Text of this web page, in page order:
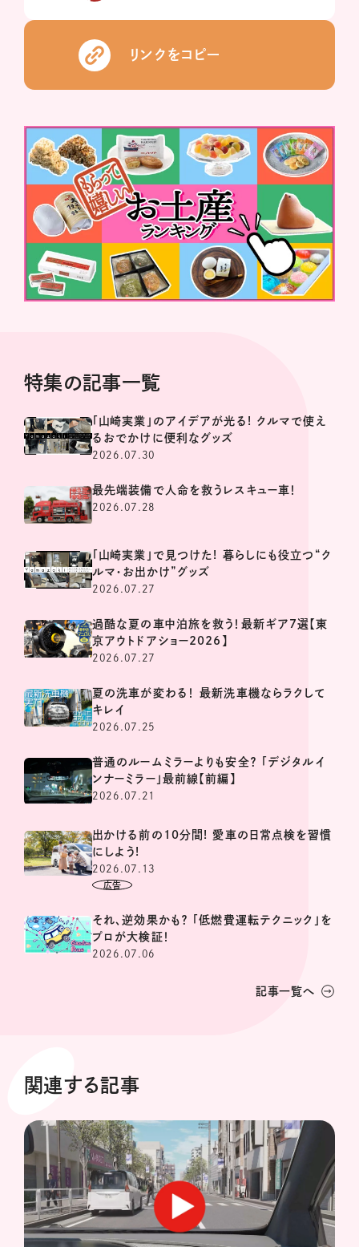
リンクをコピー
特集の記事一覧
「山崎実業」のアイデアが光る! クルマで使え
るおでかけに便利なグッズ
2026.07.30
最先端装備で人命を救うレスキュー車！
2026.07.28
「山崎実業」で見つけた! 暮らしにも役立つ“ク
ルマ・お出かけ”グッズ
2026.07.27
過酷な夏の車中泊旅を救う！最新ギア7選【東
京アウトドアショー2026】
2026.07.27
夏の洗車が変わる！ 最新洗車機ならラクして
キレイ
2026.07.25
普通のルームミラーよりも安全？ 「デジタルイ
ンナーミラー」最前線【前編】
2026.07.21
出かける前の10分間! 愛車の日常点検を習慣
にしよう!
2026.07.13
それ、逆効果かも？ 「低燃費運転テクニック」を
プロが大検証！
2026.07.06
記事一覧へ
関連する記事